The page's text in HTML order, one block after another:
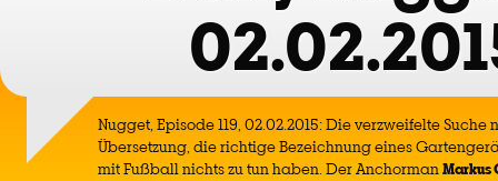
Nugget, Episode 119, 02.02.2015: Die verzweifelte
Übersetzung, die richtige Bezeichnung eines
mit Fußball nichts zu tun haben. Der AnchormanMarkus